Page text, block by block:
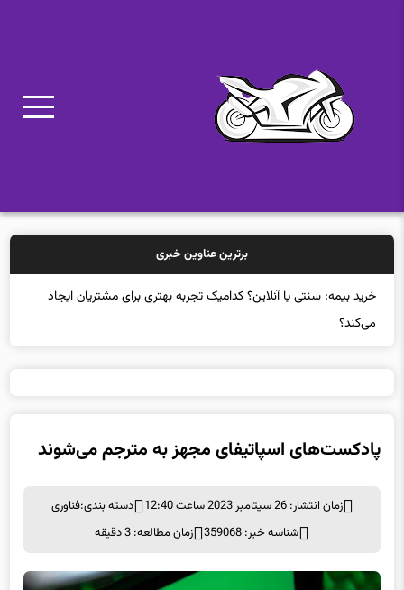
برترین عناوین خبری
خرید بیمه: سنتی یا آنلاین؟ کدامیک تجربه بهتری برای مشتریان ایجاد
می‌کند؟
پادکست‌های اسپاتیفای مجهز به مترجم می‌شوند
زمان انتشار: 26 سپتامبر 2023 ساعت 12:40 دسته بندی:فناوری
شناسه خبر: 359068
زمان مطالعه: 3 دقیقه